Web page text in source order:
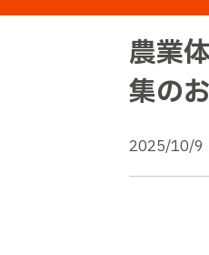
農業
集の
2025/10/9